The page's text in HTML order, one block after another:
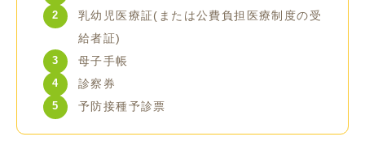
乳幼児医療証(または公費負担医療制度の受
給者証)
母子手帳
診察券
予防接種予診票